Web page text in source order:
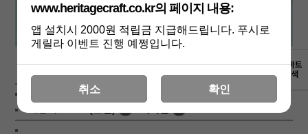
상세보기
9,000
www.heritagecraft.co.kr의 페이지 내용:
앱 설치시 2000원 적립금 지급해드립니다. 푸시로
게릴라 이벤트 진행 예쩡입니다.
취소 확인